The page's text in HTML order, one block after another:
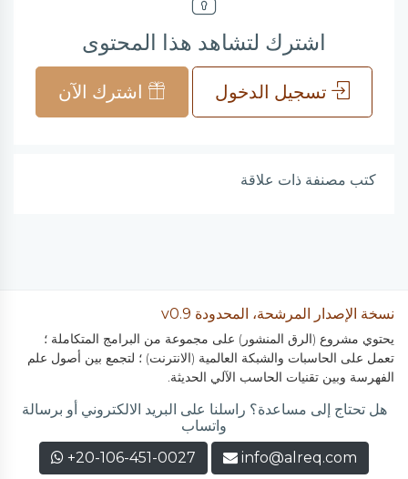
اشترك لتشاهد هذا المحتوى
تسجيل الدخول اشترك الآن
كتب مصنفة ذات علاقة
نسخة الإصدار المرشحة، المحدودة v0.9
يحتوي مشروع (الرق المنشور) على مجموعة من البرامج المتكاملة ؛
تعمل على الحاسبات والشبكة العالمية (الانترنت) ؛ لتجمع بين أصول علم
الفهرسة وبين تقنيات الحاسب الآلي الحديثة.
هل تحتاج إلى مساعدة؟ راسلنا على البريد الالكتروني أو برسالة
واتساب
info@alreq.com
+20-106-451-0027